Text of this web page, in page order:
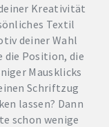
Kreativität
Textil
deiner Wahl
die Position, die
Mausklicks
Schriftzug
lassen? Dann
schon wenige